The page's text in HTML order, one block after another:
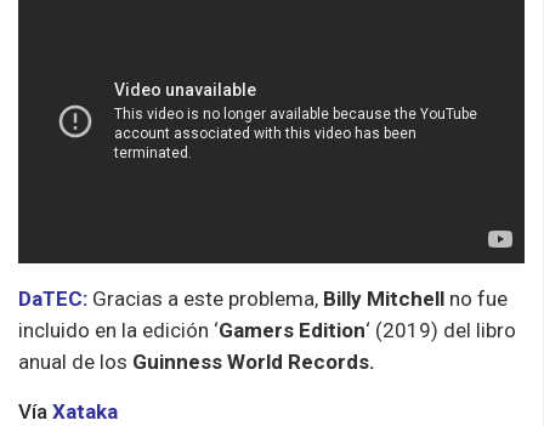
DaTEC: Gracias a este problema, Billy Mitchell no fue
incluido en la edición ‘Gamers Edition‘ (2019) del libro
anual de los Guinness World Records.
Vía Xataka